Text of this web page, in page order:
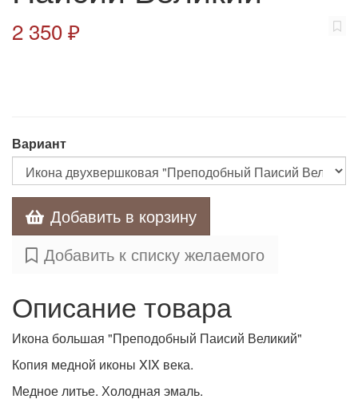
2 350 ₽
Вариант
Добавить в корзину
Добавить к списку желаемого
Описание товара
Икона большая "Преподобный Паисий Великий"
Копия медной иконы XIX века.
Медное литье. Холодная эмаль.